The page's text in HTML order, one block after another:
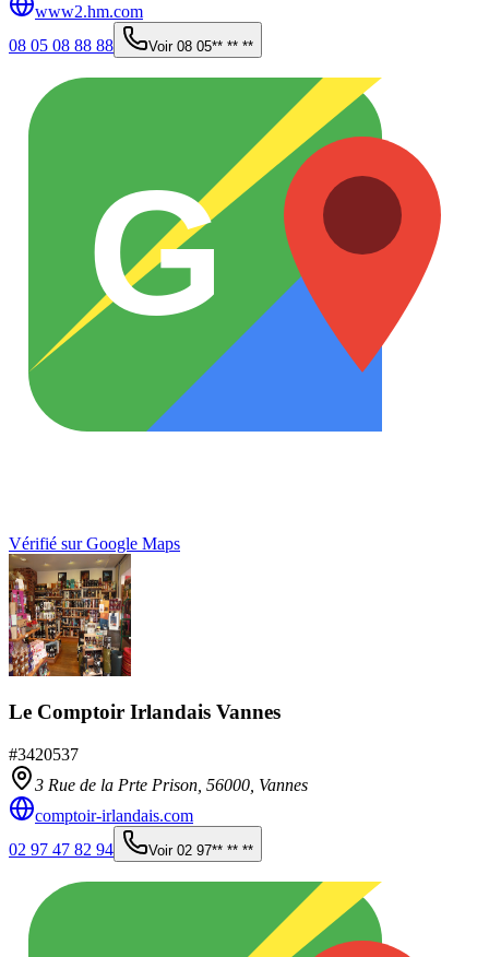
www2.hm.com
08 05 08 88 88
Voir 08 05** ** **
G
Vérifié sur Google Maps
Le Comptoir Irlandais Vannes
#3420537
3 Rue de la Prte Prison, 56000 Vannes
comptoir-irlandais.com
02 97 47 82 94
Voir 02 97** ** **